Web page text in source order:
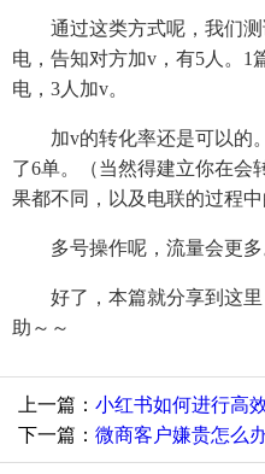
通过这类方式呢，我们测
电，告知对方加v，有5人。1
电，3人加v。
加v的转化率还是可以的
了6单。（当然得建立你在会
果都不同，以及电联的过程中
多号操作呢，流量会更多
好了，本篇就分享到这里
助～～
上一篇： 小红书如何进行高
下一篇： 微商客户嫌贵怎么